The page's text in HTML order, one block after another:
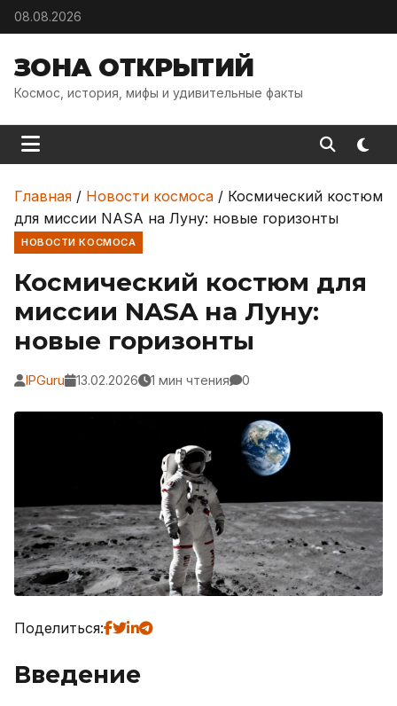
Skip to content
08.08.2026
ЗОНА ОТКРЫТИЙ
Космос, история, мифы и удивительные факты
Главная / Новости космоса / Космический костюм
для миссии NASA на Луну: новые горизонты
НОВОСТИ КОСМОСА
Космический костюм для
миссии NASA на Луну:
новые горизонты
IPGuru 13.02.2026 1 мин чтения 0
Поделиться:
Введение